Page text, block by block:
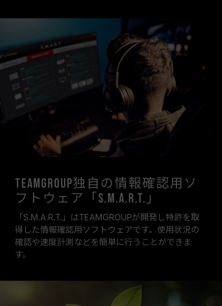
TEAMGROUP独自の情報確認用ソ
フトウェア「S.M.A.R.T.」
「S.M.A.R.T.」はTEAMGROUPが開発し特許を取
得した情報確認用ソフトウェアです。使用状況の
確認や速度計測などを簡単に行うことができま
す。